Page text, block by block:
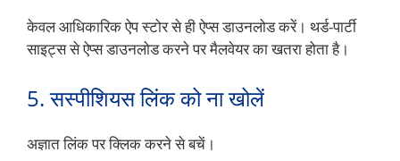
केवल आधिकारिक ऐप स्टोर से ही ऐप्स डाउनलोड करें। थर्ड-पार्टी
साइट्स से ऐप्स डाउनलोड करने पर मैलवेयर का खतरा होता है।
5. सस्पीशियस लिंक को ना खोलें
अज्ञात लिंक पर क्लिक करने से बचें।